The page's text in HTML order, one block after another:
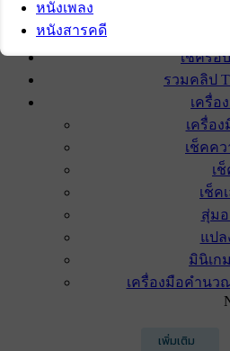
เช็ครอ
รวมคลิป
เครื่อ
เครื่อ
เช็คคว
เ
เช็ค
สุ่ม
แปล
มินิเก
เครื่องมือคำนว
เพิ่มเติม
หนังเพลง
หนังสารคดี